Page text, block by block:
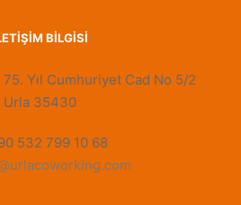
BILGISI
Yıl Cumhuriyet Cad No 5/2
Urla 35430
532 799 10 68